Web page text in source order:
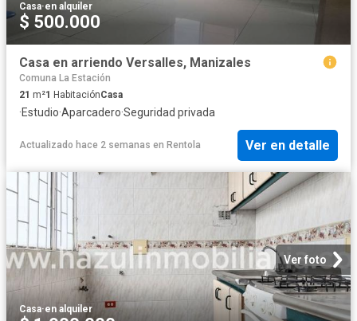
Casa·en alquiler
$ 500.000
Casa en arriendo Versalles, Manizales
Comuna La Estación
21 m²1 HabitaciónCasa
·Estudio·Aparcadero·Seguridad privada
Actualizado hace 2 semanas en Rentola Ver en detalle
Ver foto
Casa·en alquiler